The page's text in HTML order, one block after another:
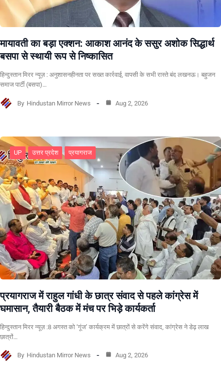
मायावती का बड़ा एक्शन: आकाश आनंद के ससुर अशोक सिद्धार्थ
बसपा से स्थायी रूप से निष्कासित
हिन्दुस्तान मिरर न्यूज़ : अनुशासनहीनता पर सख्त कार्रवाई, वापसी के सभी रास्ते बंद लखनऊ। बहुजन
समाज पार्टी (बसपा)…
By Hindustan Mirror News Aug 2, 2026
UP उत्तर प्रदेश प्रयागराज
प्रयागराज में राहुल गांधी के छात्र संवाद से पहले कांग्रेस में
घमासान, तैयारी बैठक में मंच पर भिड़े कार्यकर्ता
हिन्दुस्तान मिरर न्यूज़ :8 अगस्त को ‘गूंज’ कार्यक्रम में छात्रों से करेंगे संवाद, कांग्रेस ने डेढ़ लाख
छात्रों…
By Hindustan Mirror News Aug 2, 2026